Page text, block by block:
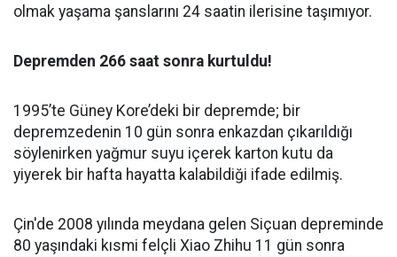
olmak yaşama şanslarını 24 saatin ilerisine taşımıyor.
Depremden 266 saat sonra kurtuldu!
1995’te Güney Kore’deki bir depremde; bir
depremzedenin 10 gün sonra enkazdan çıkarıldığı
söylenirken yağmur suyu içerek karton kutu da
yiyerek bir hafta hayatta kalabildiği ifade edilmiş.
Çin'de 2008 yılında meydana gelen Siçuan depreminde
80 yaşındaki kısmi felçli Xiao Zhihu 11 gün sonra